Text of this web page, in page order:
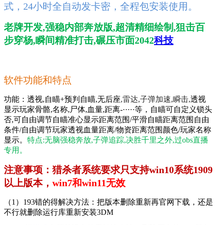
式，24小时全自动发卡密，全程包安装使用。
老牌开发,强稳内部奔放版,超清精细绘制,狙击百
步穿杨,瞬间精准打击,碾压市面2042科技
软件功能和特点
功能：透视,自瞄+预判自瞄,无后座,雷达,子弹加速,瞬击,透视
显示玩家骨骼,名称,尸体,血量,距离-·····等，自瞄可自定义锁头
否,可自由调节自瞄准心显示距离范围/平滑自瞄距离范围自由
条件/自由调节玩家透视血量距离/物资距离范围颜色/玩家名称
显示。 特点:无脑强稳奔放,子弹追踪,决胜千里之外,过obs直播
专用。
注意事项：猎杀者系统要求只支持win10系统1909
以上版本， win7和win11无效
（1）193错的得解决方法：把版本删除重新再官网下载，还是
不行就删除运行库重新安装3DM